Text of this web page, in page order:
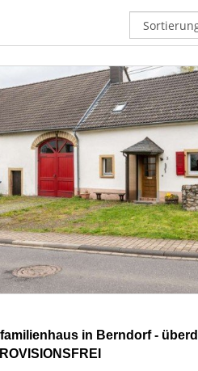
in Berndorf -